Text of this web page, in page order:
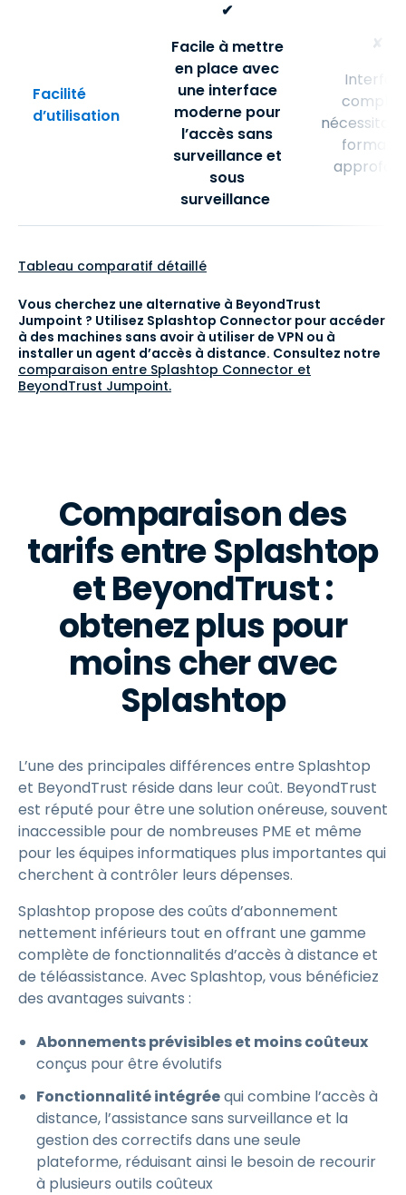
Facilité
d’utilisation
✔
Facile à mettre
en place avec
une interface
moderne pour
l’accès sans
surveillance et
sous
surveillance
✘
Tableau comparatif détaillé
Vous cherchez une alternative à BeyondTrust
Jumpoint ? Utilisez Splashtop Connector pour accéder
à des machines sans avoir à utiliser de VPN ou à
installer un agent d’accès à distance. Consultez notre
comparaison entre Splashtop Connector et
BeyondTrust Jumpoint.
Comparaison des
tarifs entre Splashtop
et BeyondTrust :
obtenez plus pour
moins cher avec
Splashtop
L’une des principales différences entre Splashtop
et BeyondTrust réside dans leur coût. BeyondTrust
est réputé pour être une solution onéreuse, souvent
inaccessible pour de nombreuses PME et même
pour les équipes informatiques plus importantes qui
cherchent à contrôler leurs dépenses.
Splashtop propose des coûts d’abonnement
nettement inférieurs tout en offrant une gamme
complète de fonctionnalités d’accès à distance et
de téléassistance. Avec Splashtop, vous bénéficiez
des avantages suivants :
Abonnements prévisibles et moins coûteux
conçus pour être évolutifs
Fonctionnalité intégréequi combine l’accès à
distance, l’assistance sans surveillance et la
gestion des correctifs dans une seule
plateforme, réduisant ainsi le besoin de recourir
à plusieurs outils coûteux